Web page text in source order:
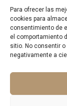
Para ofrecer las
cookies para
consentimiento de
el comportamiento
sitio. No consentir
negativamente a